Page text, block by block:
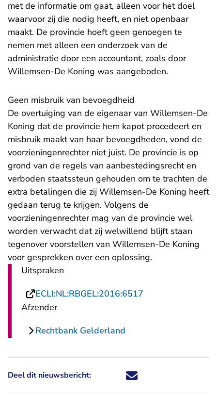
met de informatie om gaat, alleen voor het doel
waarvoor zij die nodig heeft, en niet openbaar
maakt. De provincie hoeft geen genoegen te
nemen met alleen een onderzoek van de
administratie door een accountant, zoals door
Willemsen-De Koning was aangeboden.
Geen misbruik van bevoegdheid
De overtuiging van de eigenaar van Willemsen-De
Koning dat de provincie hem kapot procedeert en
misbruik maakt van haar bevoegdheden, vond de
voorzieningenrechter niet juist. De provincie is op
grond van de regels van aanbestedingsrecht en
verboden staatssteun gehouden om te trachten de
extra betalingen die zij Willemsen-De Koning heeft
gedaan terug te krijgen. Volgens de
voorzieningenrechter mag van de provincie wel
worden verwacht dat zij welwillend blijft staan
tegenover voorstellen van Willemsen-De Koning
voor gesprekken over een oplossing.
Uitspraken
ECLI:NL:RBGEL:2016:6517
Afzender
Rechtbank Gelderland
Deel dit nieuwsbericht: Deel dit nieuwsbericht via X -
Deel dit nieuwsbericht via
Deel dit nieuwsbericht
Deel dit